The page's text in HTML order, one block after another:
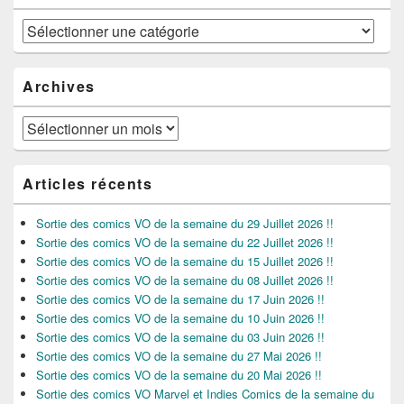
Catégories
Archives
Archives
Articles récents
Sortie des comics VO de la semaine du 29 Juillet 2026 !!
Sortie des comics VO de la semaine du 22 Juillet 2026 !!
Sortie des comics VO de la semaine du 15 Juillet 2026 !!
Sortie des comics VO de la semaine du 08 Juillet 2026 !!
Sortie des comics VO de la semaine du 17 Juin 2026 !!
Sortie des comics VO de la semaine du 10 Juin 2026 !!
Sortie des comics VO de la semaine du 03 Juin 2026 !!
Sortie des comics VO de la semaine du 27 Mai 2026 !!
Sortie des comics VO de la semaine du 20 Mai 2026 !!
Sortie des comics VO Marvel et Indies Comics de la semaine du